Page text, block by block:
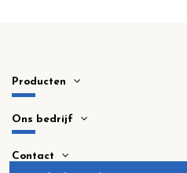
Producten
Ons bedrijf
Contact